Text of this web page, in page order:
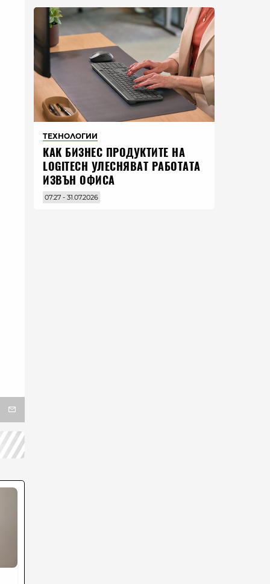
ТЕХНОЛОГИИ
КАК БИЗНЕС ПРОДУКТИТЕ НА
LOGITECH УЛЕСНЯВАТ РАБОТАТА
ИЗВЪН ОФИСА
07:27 - 31.07.2026